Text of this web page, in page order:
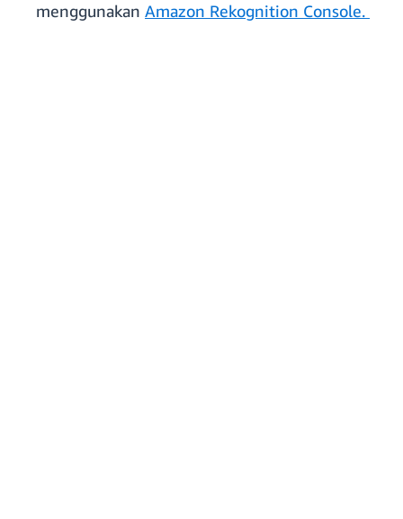
menggunakan Amazon Rekognition Console.